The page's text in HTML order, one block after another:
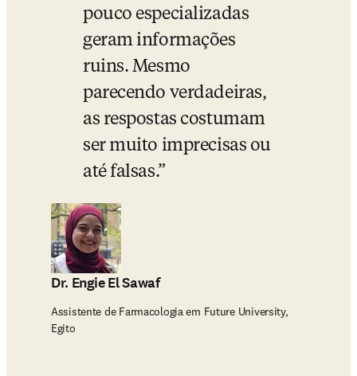
pouco especializadas
geram informações
ruins. Mesmo
parecendo verdadeiras,
as respostas costumam
ser muito imprecisas ou
até falsas.
Dr. Engie El Sawaf
Assistente de Farmacologia em Future University,
Egito